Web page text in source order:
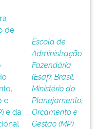
de
e
e da
Escola de
Administração
Fazendária
(Esaf);Brasil.
Ministério do
Planejamento,
Orçamento e
Gestão (MP)